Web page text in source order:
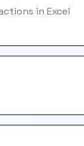
in Excel